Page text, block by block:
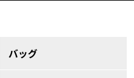
バッグ